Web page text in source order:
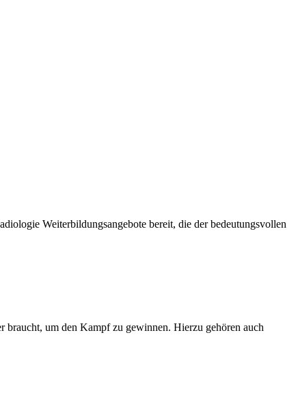
Weiterbildungsangebote bereit, die der bedeutungsvollen
braucht, um den Kampf zu gewinnen. Hierzu gehören auch